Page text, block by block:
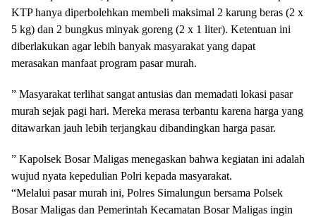
KTP hanya diperbolehkan membeli maksimal 2 karung beras (2 x
5 kg) dan 2 bungkus minyak goreng (2 x 1 liter). Ketentuan ini
diberlakukan agar lebih banyak masyarakat yang dapat
merasakan manfaat program pasar murah.
” Masyarakat terlihat sangat antusias dan memadati lokasi pasar
murah sejak pagi hari. Mereka merasa terbantu karena harga yang
ditawarkan jauh lebih terjangkau dibandingkan harga pasar.
” Kapolsek Bosar Maligas menegaskan bahwa kegiatan ini adalah
wujud nyata kepedulian Polri kepada masyarakat.
“Melalui pasar murah ini, Polres Simalungun bersama Polsek
Bosar Maligas dan Pemerintah Kecamatan Bosar Maligas ingin